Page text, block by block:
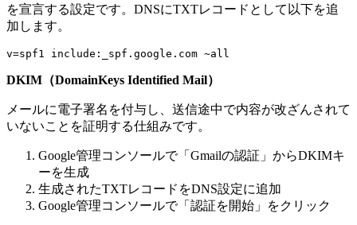
を宣言する設定です。DNSにTXTレコードとして以下を追
加します。
DKIM（DomainKeys Identified Mail）
メールに電子署名を付与し、送信途中で内容が改ざんされて
いないことを証明する仕組みです。
Google管理コンソールで「Gmailの認証」からDKIMキ
ーを生成
生成されたTXTレコードをDNS設定に追加
Google管理コンソールで「認証を開始」をクリック